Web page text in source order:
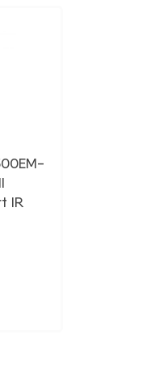
IR